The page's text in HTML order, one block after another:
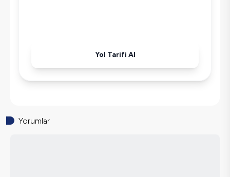
Yol Tarifi Al
Yorumlar